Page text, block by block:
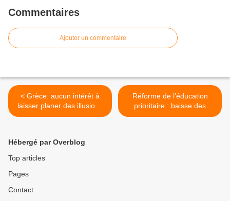
Commentaires
Ajouter un commentaire
< Grèce: aucun intérêt à
laisser planer des illusions
sur Syriza
Réforme de l’éducation
prioritaire : baisse des
moyens et laboratoire de
Hébergé par Overblog
Top articles
Pages
Contact